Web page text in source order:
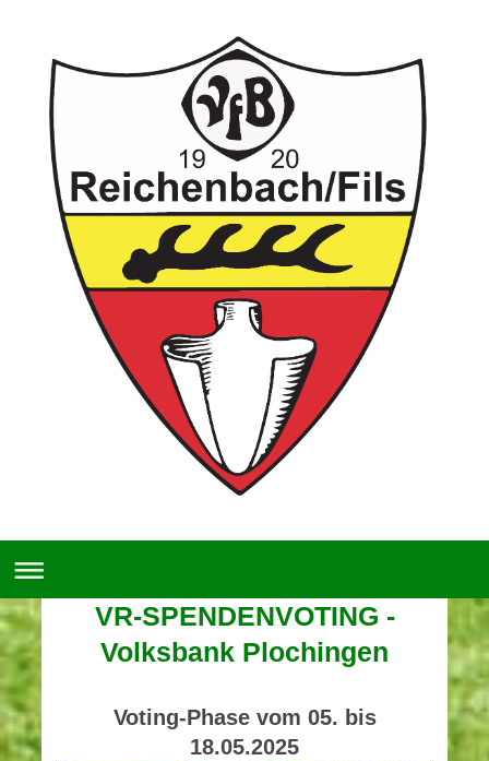
VR-SPENDENVOTING -
Volksbank Plochingen
Voting-Phase vom 05. bis
18.05.2025